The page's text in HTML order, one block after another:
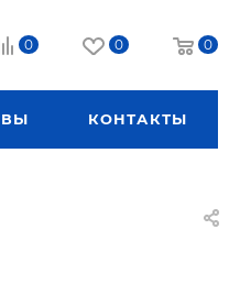
0 0 0
КОНТАКТЫ